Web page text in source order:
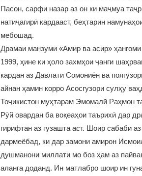
Пасон, сарфи назар аз он ки маҷмуа
натиҷагирӣ кардааст, беҳтарин
мебошад.
Драмаи манзуми «Амир ва асир»
1999, ҳине ки ҳоло захмҳои ҷанги
кардан аз Давлати Сомониён ва
айнан ҳамин корро Асосгузори сулҳу
Тоҷикистон муҳтарам Эмомалӣ Раҳмон
Рӯй овардан ба воқеаҳои таърихӣ дар
гирифтан аз гузашта аст. Шоир сабаби
дармеёбад, ки дар замони амирон
душманони миллати мо боз ҳам аз
аланга доданд. Ин матлабро шоир ин